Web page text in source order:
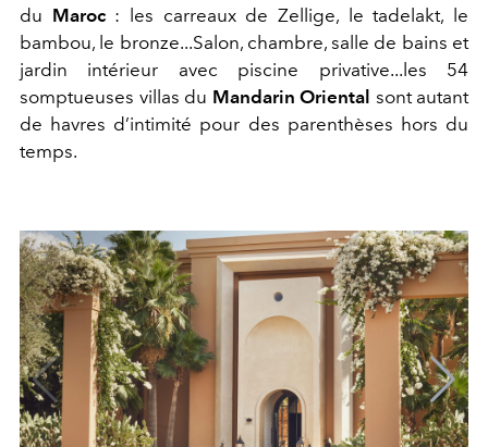
du Maroc: les carreaux de Zellige, le tadelakt, le
bambou, le bronze...Salon, chambre, salle de bains et
jardin intérieur avec piscine privative...les 54
somptueuses villas du Mandarin Oriental sont autant
de havres d’intimité pour des parenthèses hors du
temps.